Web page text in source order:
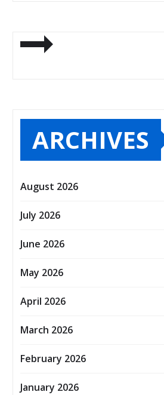
ARCHIVES
August 2026
July 2026
June 2026
May 2026
April 2026
March 2026
February 2026
January 2026